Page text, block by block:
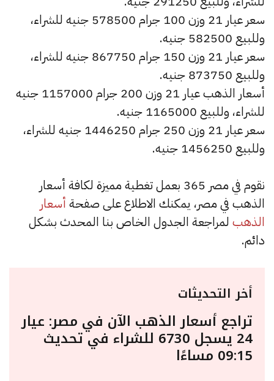
سعر عيار 21 وزن 100 جرام 578500 جنيه للشراء،
وللبيع 582500 جنيه.
سعر عيار 21 وزن 150 جرام 867750 جنيه للشراء،
وللبيع 873750 جنيه.
أسعار الذهب عيار 21 وزن 200 جرام 1157000 جنيه
للشراء، وللبيع 1165000 جنيه.
سعر عيار 21 وزن 250 جرام 1446250 جنيه للشراء،
وللبيع 1456250 جنيه.
نقوم في مصر 365 بعمل تغطية مميزة لكافة أسعار
الذهب في مصر، يمكنك الاطلاع على صفحة أسعار
الذهب لمراجعة الجدول الخاص بنا المحدث بشكل
دائم.
أخر التحديثات
تراجع أسعار الذهب الآن في مصر: عيار
24 يسجل 6730 للشراء في تحديث
09:15 مساءًا